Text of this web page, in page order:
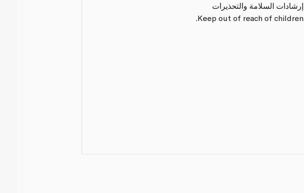
إرشادات السلامة والتحذيرات
Keep out of reach of children.